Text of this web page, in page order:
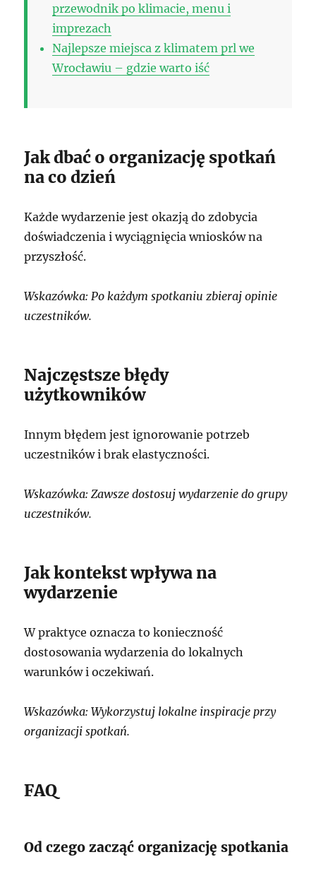
przewodnik po klimacie, menu i
imprezach
Najlepsze miejsca z klimatem prl we
Wrocławiu – gdzie warto iść
Jak dbać o organizację spotkań
na co dzień
Każde wydarzenie jest okazją do zdobycia
doświadczenia i wyciągnięcia wniosków na
przyszłość.
Wskazówka: Po każdym spotkaniu zbieraj opinie
uczestników.
Najczęstsze błędy
użytkowników
Innym błędem jest ignorowanie potrzeb
uczestników i brak elastyczności.
Wskazówka: Zawsze dostosuj wydarzenie do grupy
uczestników.
Jak kontekst wpływa na
wydarzenie
W praktyce oznacza to konieczność
dostosowania wydarzenia do lokalnych
warunków i oczekiwań.
Wskazówka: Wykorzystuj lokalne inspiracje przy
organizacji spotkań.
FAQ
Od czego zacząć organizację spotkania